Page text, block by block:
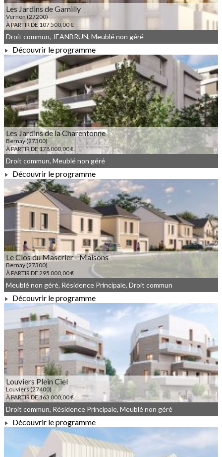
Les Jardins de Gamilly
Vernon (27200)
À PARTIR DE 107 500,00 €
À PARTIR DE 107 500,00 €
Droit commun, JEANBRUN, Meublé non géré
Découvrir le programme
Les Jardins de la Charentonne
Bernay (27300)
À PARTIR DE 178 000,00 €
À PARTIR DE 178 000,00 €
Droit commun, Meublé non géré
Découvrir le programme
Le Clos du Mascrier - Maisons
Bernay (27300)
À PARTIR DE 295 000,00 €
À PARTIR DE 295 000,00 €
Meublé non géré, Résidence Principale, Droit commun
Découvrir le programme
Louviers Plein Ciel
Louviers (27400)
À PARTIR DE 163 000,00 €
À PARTIR DE 163 000,00 €
Droit commun, Résidence Principale, Meublé non géré
Découvrir le programme